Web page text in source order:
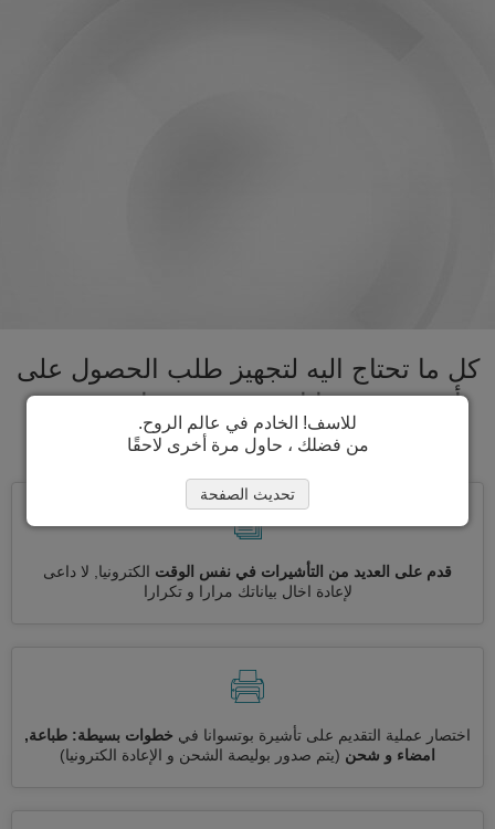
كل ما تحتاج اليه لتجهيز طلب الحصول على
تأشيرة بوتسوانا تحت سقف واحد. تسريع
عملية الحصول على تأشيرة بوتسوانا
قدم على العديد من التأشيرات في نفس الوقت الكترونيا, لا داعى
لإعادة اخال بياناتك مرارا و تكرارا
اختصار عملية التقديم على تأشيرة بوتسوانا في خطوات بسيطة: طباعة,
امضاء و شحن (يتم صدور بوليصة الشحن و الإعادة الكترونيا)
للاسف! الخادم في عالم الروح.
من فضلك ، حاول مرة أخرى لاحقًا
تحديث الصفحة